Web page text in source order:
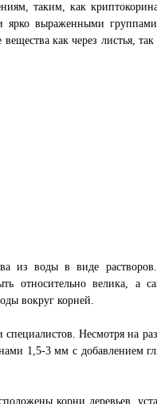
таким, как
выраженными группами
как через листья,
из воды в виде
относительно велика, а
вокруг корней.
Несмотря на
1,5-3 мм с добавлением
корни деревьев,